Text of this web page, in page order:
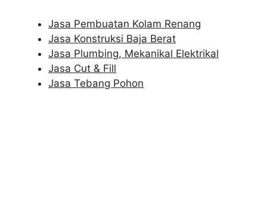
Jasa Pembuatan Kolam Renang
Jasa Konstruksi Baja Berat
Jasa Plumbing, Mekanikal Elektrikal
Jasa Cut & Fill
Jasa Tebang Pohon